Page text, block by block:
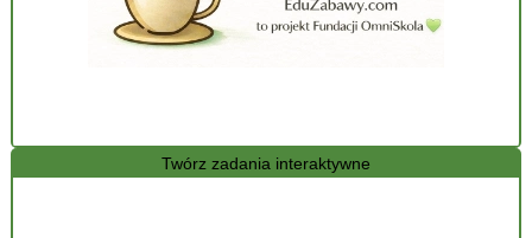
Twórz zadania interaktywne